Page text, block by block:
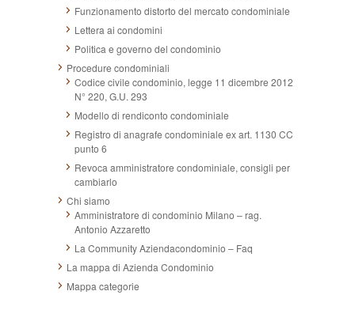
Funzionamento distorto del mercato condominiale
Lettera ai condomini
Politica e governo del condominio
Procedure condominiali
Codice civile condominio, legge 11 dicembre 2012
N° 220, G.U. 293
Modello di rendiconto condominiale
Registro di anagrafe condominiale ex art. 1130 CC
punto 6
Revoca amministratore condominiale, consigli per
cambiarlo
Chi siamo
Amministratore di condominio Milano – rag.
Antonio Azzaretto
La Community Aziendacondominio – Faq
La mappa di Azienda Condominio
Mappa categorie